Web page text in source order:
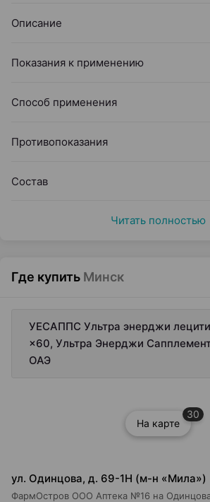
Описание
Показания к применению
Способ применения
Противопоказания
Состав
Читать полностью
Где купить Минск
УЕСАППС Ультра энерджи
×60, Ультра Энерджи
ОАЭ
На карте
30
ул. Одинцова, д. 69-1Н (м-н «Мила»)
ФармОстров ООО Аптека №16 на